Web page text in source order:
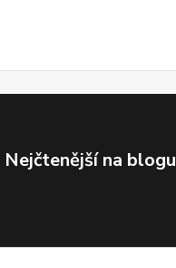
Nejčtenější na blogu